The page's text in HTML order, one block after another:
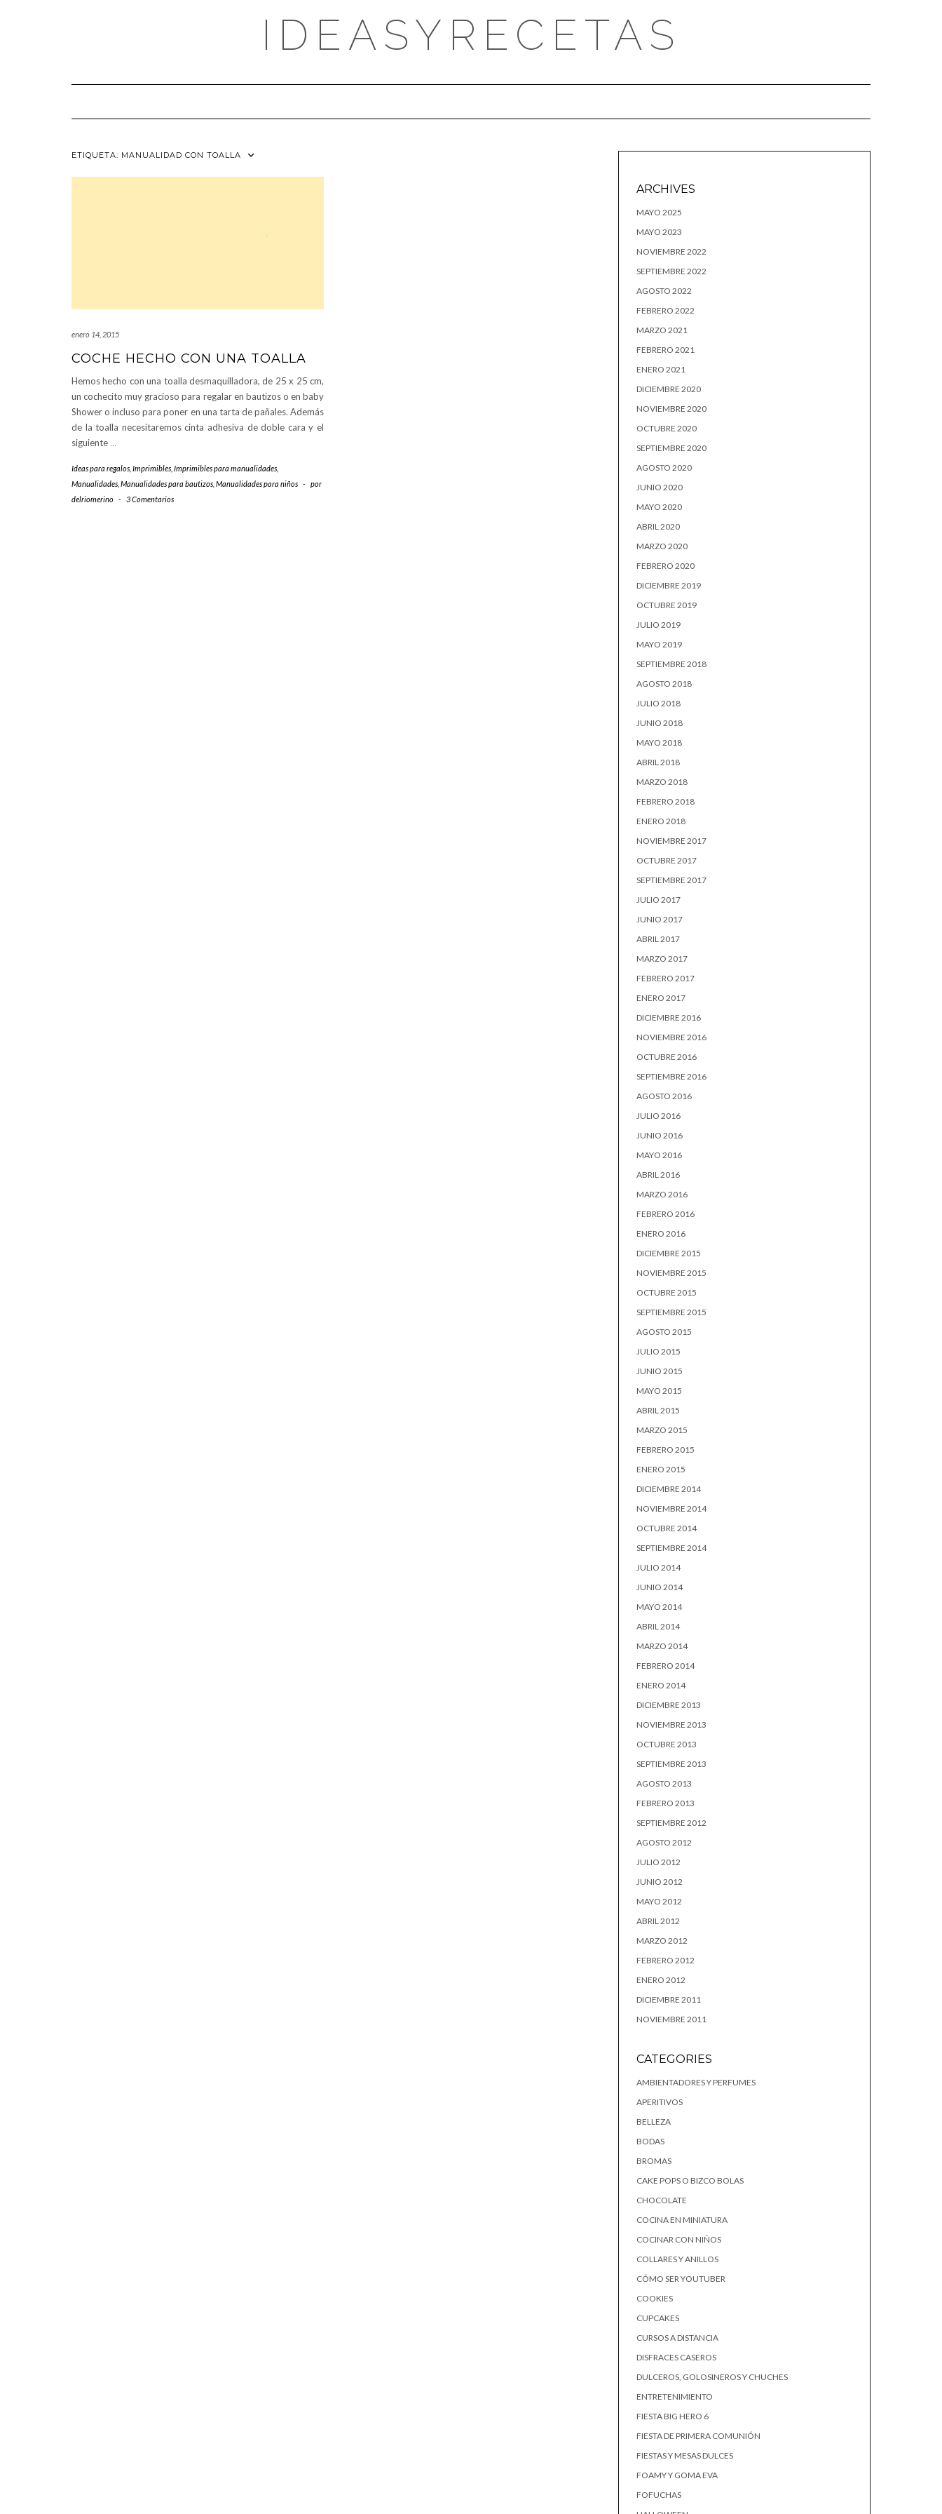
IDEASYRECETAS
ETIQUETA: MANUALIDAD CON TOALLA
enero 14, 2015
COCHE HECHO CON UNA TOALLA
Hemos hecho con una toalla desmaquilladora, de 25 x 25 cm,
un cochecito muy gracioso para regalar en bautizos o en baby
Shower o incluso para poner en una tarta de pañales. Además
de la toalla necesitaremos cinta adhesiva de doble cara y el
siguiente…
Ideas para regalos Imprimibles Imprimibles para manualidades
Manualidades Manualidades para bautizos Manualidades para niños -
por
delriomerino - 3 Comentarios
ARCHIVES
MAYO 2025
MAYO 2023
NOVIEMBRE 2022
SEPTIEMBRE 2022
AGOSTO 2022
FEBRERO 2022
MARZO 2021
FEBRERO 2021
ENERO 2021
DICIEMBRE 2020
NOVIEMBRE 2020
OCTUBRE 2020
SEPTIEMBRE 2020
AGOSTO 2020
JUNIO 2020
MAYO 2020
ABRIL 2020
MARZO 2020
FEBRERO 2020
DICIEMBRE 2019
OCTUBRE 2019
JULIO 2019
MAYO 2019
SEPTIEMBRE 2018
AGOSTO 2018
JULIO 2018
JUNIO 2018
MAYO 2018
ABRIL 2018
MARZO 2018
FEBRERO 2018
ENERO 2018
NOVIEMBRE 2017
OCTUBRE 2017
SEPTIEMBRE 2017
JULIO 2017
JUNIO 2017
ABRIL 2017
MARZO 2017
FEBRERO 2017
ENERO 2017
DICIEMBRE 2016
NOVIEMBRE 2016
OCTUBRE 2016
SEPTIEMBRE 2016
AGOSTO 2016
JULIO 2016
JUNIO 2016
MAYO 2016
ABRIL 2016
MARZO 2016
FEBRERO 2016
ENERO 2016
DICIEMBRE 2015
NOVIEMBRE 2015
OCTUBRE 2015
SEPTIEMBRE 2015
AGOSTO 2015
JULIO 2015
JUNIO 2015
MAYO 2015
ABRIL 2015
MARZO 2015
FEBRERO 2015
ENERO 2015
DICIEMBRE 2014
NOVIEMBRE 2014
OCTUBRE 2014
SEPTIEMBRE 2014
JULIO 2014
JUNIO 2014
MAYO 2014
ABRIL 2014
MARZO 2014
FEBRERO 2014
ENERO 2014
DICIEMBRE 2013
NOVIEMBRE 2013
OCTUBRE 2013
SEPTIEMBRE 2013
AGOSTO 2013
FEBRERO 2013
SEPTIEMBRE 2012
AGOSTO 2012
JULIO 2012
JUNIO 2012
MAYO 2012
ABRIL 2012
MARZO 2012
FEBRERO 2012
ENERO 2012
DICIEMBRE 2011
NOVIEMBRE 2011
CATEGORIES
AMBIENTADORES Y PERFUMES
APERITIVOS
BELLEZA
BODAS
BROMAS
CAKE POPS O BIZCO BOLAS
CHOCOLATE
COCINA EN MINIATURA
COCINAR CON NIÑOS
COLLARES Y ANILLOS
CÓMO SER YOUTUBER
COOKIES
CUPCAKES
CURSOS A DISTANCIA
DISFRACES CASEROS
DULCEROS, GOLOSINEROS Y CHUCHES
ENTRETENIMIENTO
FIESTA BIG HERO 6
FIESTA DE PRIMERA COMUNIÓN
FIESTAS Y MESAS DULCES
FOAMY Y GOMA EVA
FOFUCHAS